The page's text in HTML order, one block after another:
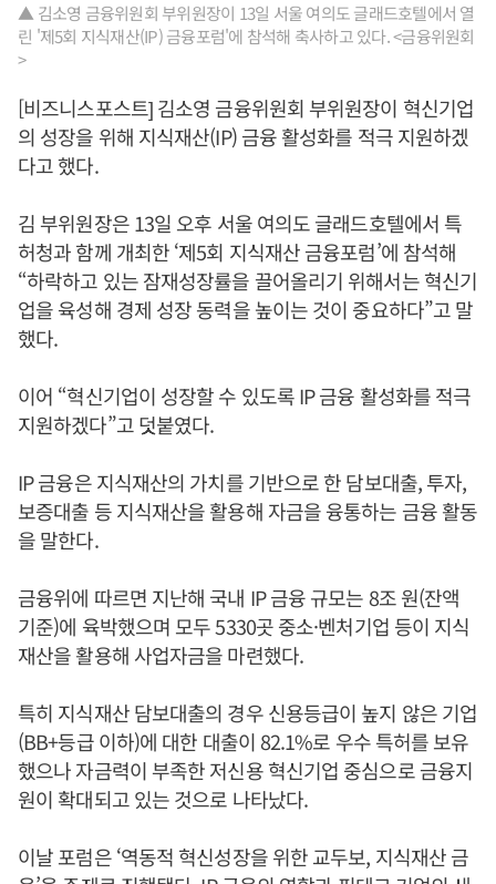
▲ 김소영 금융위원회 부위원장이 13일 서울 여의도 글래드호텔에서 열
린 '제5회 지식재산(IP) 금융포럼'에 참석해 축사하고 있다. <금융위원회
>
[비즈니스포스트] 김소영 금융위원회 부위원장이 혁신기업
의 성장을 위해 지식재산(IP) 금융 활성화를 적극 지원하겠
다고 했다.
김 부위원장은 13일 오후 서울 여의도 글래드호텔에서 특
허청과 함께 개최한 ‘제5회 지식재산 금융포럼’에 참석해
“하락하고 있는 잠재성장률을 끌어올리기 위해서는 혁신기
업을 육성해 경제 성장 동력을 높이는 것이 중요하다”고 말
했다.
이어 “혁신기업이 성장할 수 있도록 IP 금융 활성화를 적극
지원하겠다”고 덧붙였다.
IP 금융은 지식재산의 가치를 기반으로 한 담보대출, 투자,
보증대출 등 지식재산을 활용해 자금을 융통하는 금융 활동
을 말한다.
금융위에 따르면 지난해 국내 IP 금융 규모는 8조 원(잔액
기준)에 육박했으며 모두 5330곳 중소·벤처기업 등이 지식
재산을 활용해 사업자금을 마련했다.
특히 지식재산 담보대출의 경우 신용등급이 높지 않은 기업
(BB+등급 이하)에 대한 대출이 82.1%로 우수 특허를 보유
했으나 자금력이 부족한 저신용 혁신기업 중심으로 금융지
원이 확대되고 있는 것으로 나타났다.
이날 포럼은 ‘역동적 혁신성장을 위한 교두보, 지식재산 금